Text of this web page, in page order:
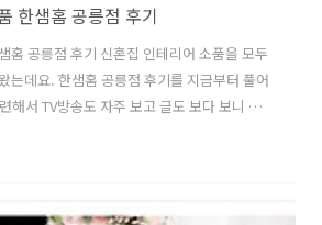
한샘홈 공릉점 후기
홈 공릉점 후기 신혼집 인테리어 소품을 모두
는데요. 한샘홈 공릉점 후기를 지금부터 풀어
해서 TV방송도 자주 보고 글도 보다 보니 관
눌 수 있는데요. 이것을 한샘홈 공릉점에서
샘 플래그샵과는 또 다른 차이가 있더군요.